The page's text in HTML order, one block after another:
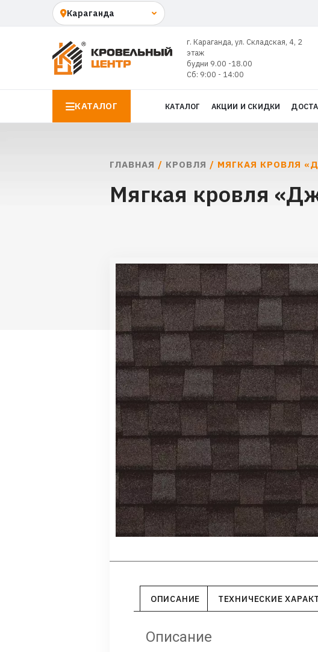
г. Караганда, ул. Складская, 4, 2
этаж
будни 9.00 -18.00
Сб: 9:00 - 14:00
КАТАЛОГ КАТАЛОГ АКЦИИ И СКИДКИ
ГЛАВНАЯ / КРОВЛЯ / МЯГКАЯ КРОВЛЯ
Мягкая кровля
ОПИСАНИЕ ТЕХНИЧЕСКИЕ
Описание